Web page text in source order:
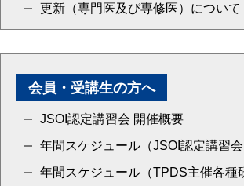
更新（専門医及び専修医）について
会員・受講生の方へ
JSOI認定講習会 開催概要
年間スケジュール（JSOI認定講習会
年間スケジュール（TPDS主催各種